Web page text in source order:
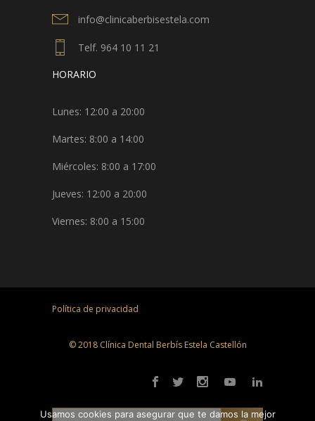
info@clinicaberbisestela.com
Telf. 964 10 11 21
HORARIO
Lunes: 12:00 a 20:00
Martes: 8:00 a 14:00
Miércoles: 8:00 a 17:00
Jueves: 12:00 a 20:00
Viernes: 8:00 a 15:00
Política de privacidad
© 2018 Clínica Dental Berbís Estela Castellón
Usamos cookies para asegurar que te damos la mejor